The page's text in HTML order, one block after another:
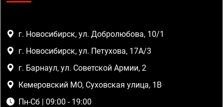
г. Новосибирск, ул. Добролюбова, 10/1
г. Новосибирск, ул. Петухова, 17А/3
г. Барнаул, ул. Советской Армии, 2
Кемеровский МО, Суховская улица, 1В
Пн-Сб | 09:00 - 19:00